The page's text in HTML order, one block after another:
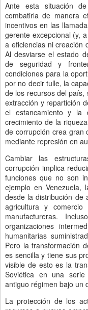
Ante esta situación
combatirla de manera
incentivos en las
gerente excepcional (y,
a eficiencias ni creación
Al desviarse el estado
de seguridad y
condiciones para la
por no decir tulle, la
de los recursos del país,
extracción y repartición
el estancamiento y la
crecimiento de la
de corrupción crea gran
mediante represión en
Cambiar las
corrupción implica
funciones que no son
ejemplo en Venezuela,
desde la distribución de
agricultura y
manufactureras.
organizaciones
humanitarias
Pero la transformación
es sencilla y tiene sus
visible de esto es la
Soviética en una
antiguo régimen bajo un
La protección de los